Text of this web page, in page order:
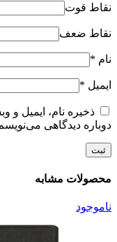
نقاط قوت
نقاط ضعف
نام *
ایمیل *
ذخیره نام، ایمیل و
دوباره دیدگاهی
محصولات مشابه
ناموجود